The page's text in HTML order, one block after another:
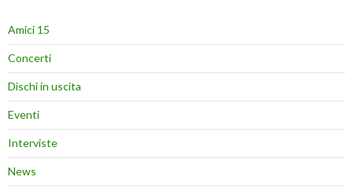
Amici 15
Concerti
Dischi in uscita
Eventi
Interviste
News